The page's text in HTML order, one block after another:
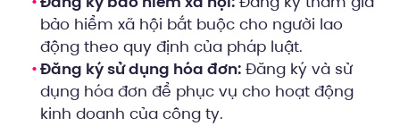
bảo hiểm xã hội bắt buộc cho người lao
động theo quy định của pháp luật.
Đăng ký sử dụng hóa đơn: Đăng ký và sử
dụng hóa đơn để phục vụ cho hoạt động
kinh doanh của công ty.